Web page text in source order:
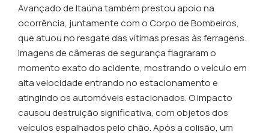
Avançado de Itaúna também prestou apoio na
ocorrência, juntamente com o Corpo de Bombeiros,
que atuou no resgate das vítimas presas às ferragens.
Imagens de câmeras de segurança flagraram o
momento exato do acidente, mostrando o veículo em
alta velocidade entrando no estacionamento e
atingindo os automóveis estacionados. O impacto
causou destruição significativa, com objetos dos
veículos espalhados pelo chão. Após a colisão, um